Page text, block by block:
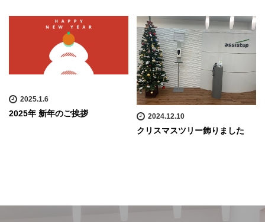
2025.1.6
2025年 新年のご挨拶 2024.12.10
クリスマスツリー飾りました